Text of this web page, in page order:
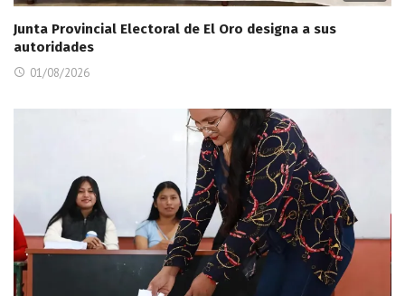
Junta Provincial Electoral de El Oro designa a sus
autoridades
01/08/2026